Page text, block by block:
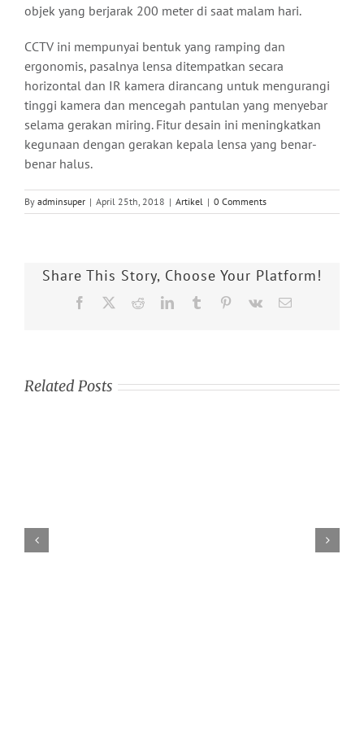
objek yang berjarak 200 meter di saat malam hari.
CCTV ini mempunyai bentuk yang ramping dan
ergonomis, pasalnya lensa ditempatkan secara
horizontal dan IR kamera dirancang untuk mengurangi
tinggi kamera dan mencegah pantulan yang menyebar
selama gerakan miring. Fitur desain ini meningkatkan
kegunaan dengan gerakan kepala lensa yang benar-
benar halus.
By adminsuper | April 25th, 2018 | Artikel | 0 Comments
Share This Story, Choose Your Platform!
Facebook RedditLinkedInTumblr Pinterest
Vk Email
Related Posts